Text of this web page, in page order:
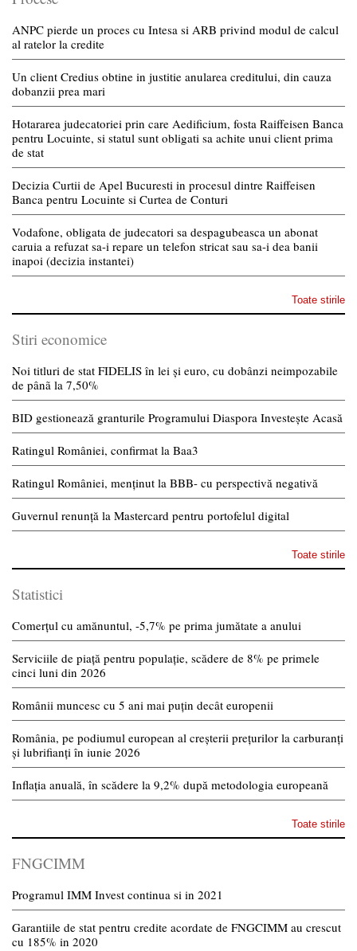
ANPC pierde un proces cu Intesa si ARB privind modul de calcul
al ratelor la credite
Un client Credius obtine in justitie anularea creditului, din cauza
dobanzii prea mari
Hotararea judecatoriei prin care Aedificium, fosta Raiffeisen Banca
pentru Locuinte, si statul sunt obligati sa achite unui client prima
de stat
Decizia Curtii de Apel Bucuresti in procesul dintre Raiffeisen
Banca pentru Locuinte si Curtea de Conturi
Vodafone, obligata de judecatori sa despagubeasca un abonat
caruia a refuzat sa-i repare un telefon stricat sau sa-i dea banii
inapoi (decizia instantei)
Toate stirile
Stiri economice
Noi titluri de stat FIDELIS în lei și euro, cu dobânzi neimpozabile
de pânã la 7,50%
BID gestionează granturile Programului Diaspora Investește Acasă
Ratingul României, confirmat la Baa3
Ratingul României, menținut la BBB- cu perspectivă negativă
Guvernul renunță la Mastercard pentru portofelul digital
Toate stirile
Statistici
Comerțul cu amănuntul, -5,7% pe prima jumătate a anului
Serviciile de piață pentru populație, scădere de 8% pe primele
cinci luni din 2026
Românii muncesc cu 5 ani mai puțin decât europenii
România, pe podiumul european al creșterii prețurilor la carburanți
și lubrifianți în iunie 2026
Inflația anuală, în scădere la 9,2% după metodologia europeană
Toate stirile
FNGCIMM
Programul IMM Invest continua si in 2021
Garantiile de stat pentru credite acordate de FNGCIMM au crescut
cu 185% in 2020